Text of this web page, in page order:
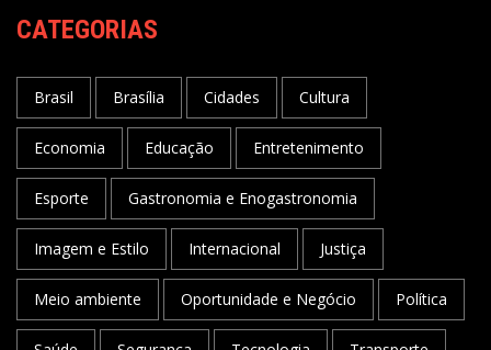
CATEGORIAS
Brasil Brasília Cidades Cultura
Economia Educação Entretenimento
Esporte Gastronomia e Enogastronomia
Imagem e Estilo Internacional Justiça
Meio ambiente Oportunidade e Negócio Política